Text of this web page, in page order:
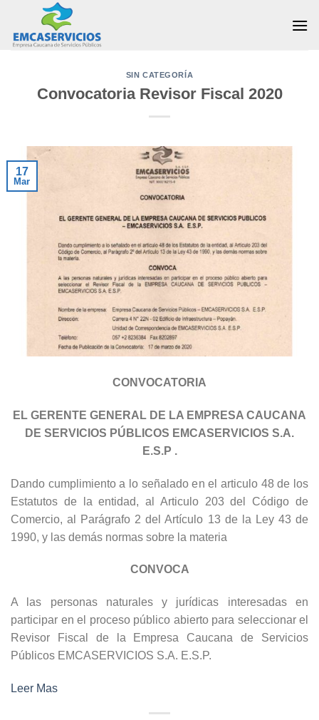
content
SIN CATEGORÍA
Convocatoria Revisor Fiscal 2020
17
Mar
CONVOCATORIA
EL GERENTE GENERAL DE LA EMPRESA CAUCANA
DE SERVICIOS PÚBLICOS EMCASERVICIOS S.A.
E.S.P .
Dando cumplimiento a lo señalado en el articulo 48 de los
Estatutos de la entidad, al Articulo 203 del Código de
Comercio, al Parágrafo 2 del Artículo 13 de la Ley 43 de
1990, y las demás normas sobre la materia
CONVOCA
A las personas naturales y jurídicas interesadas en
participar en el proceso público abierto para seleccionar el
Revisor Fiscal de la Empresa Caucana de Servicios
Públicos EMCASERVICIOS S.A. E.S.P.
Leer Mas